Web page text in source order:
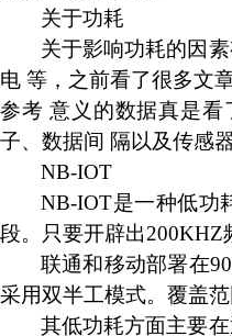
关于功耗
关于影响功耗的因
电 等，之前看了很多文
参考 意义的数据真是看
子、数据间 隔以及传感
NB-IOT
NB-IOT是一种低功
段。只要开辟出200KHZ
联通和移动部署在
采用双半工模式。覆盖
其低功耗方面主要